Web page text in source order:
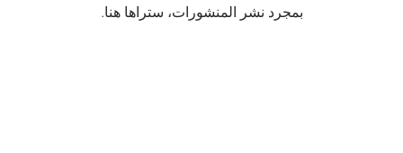
بمجرد نشر المنشورات، ستراها هنا.